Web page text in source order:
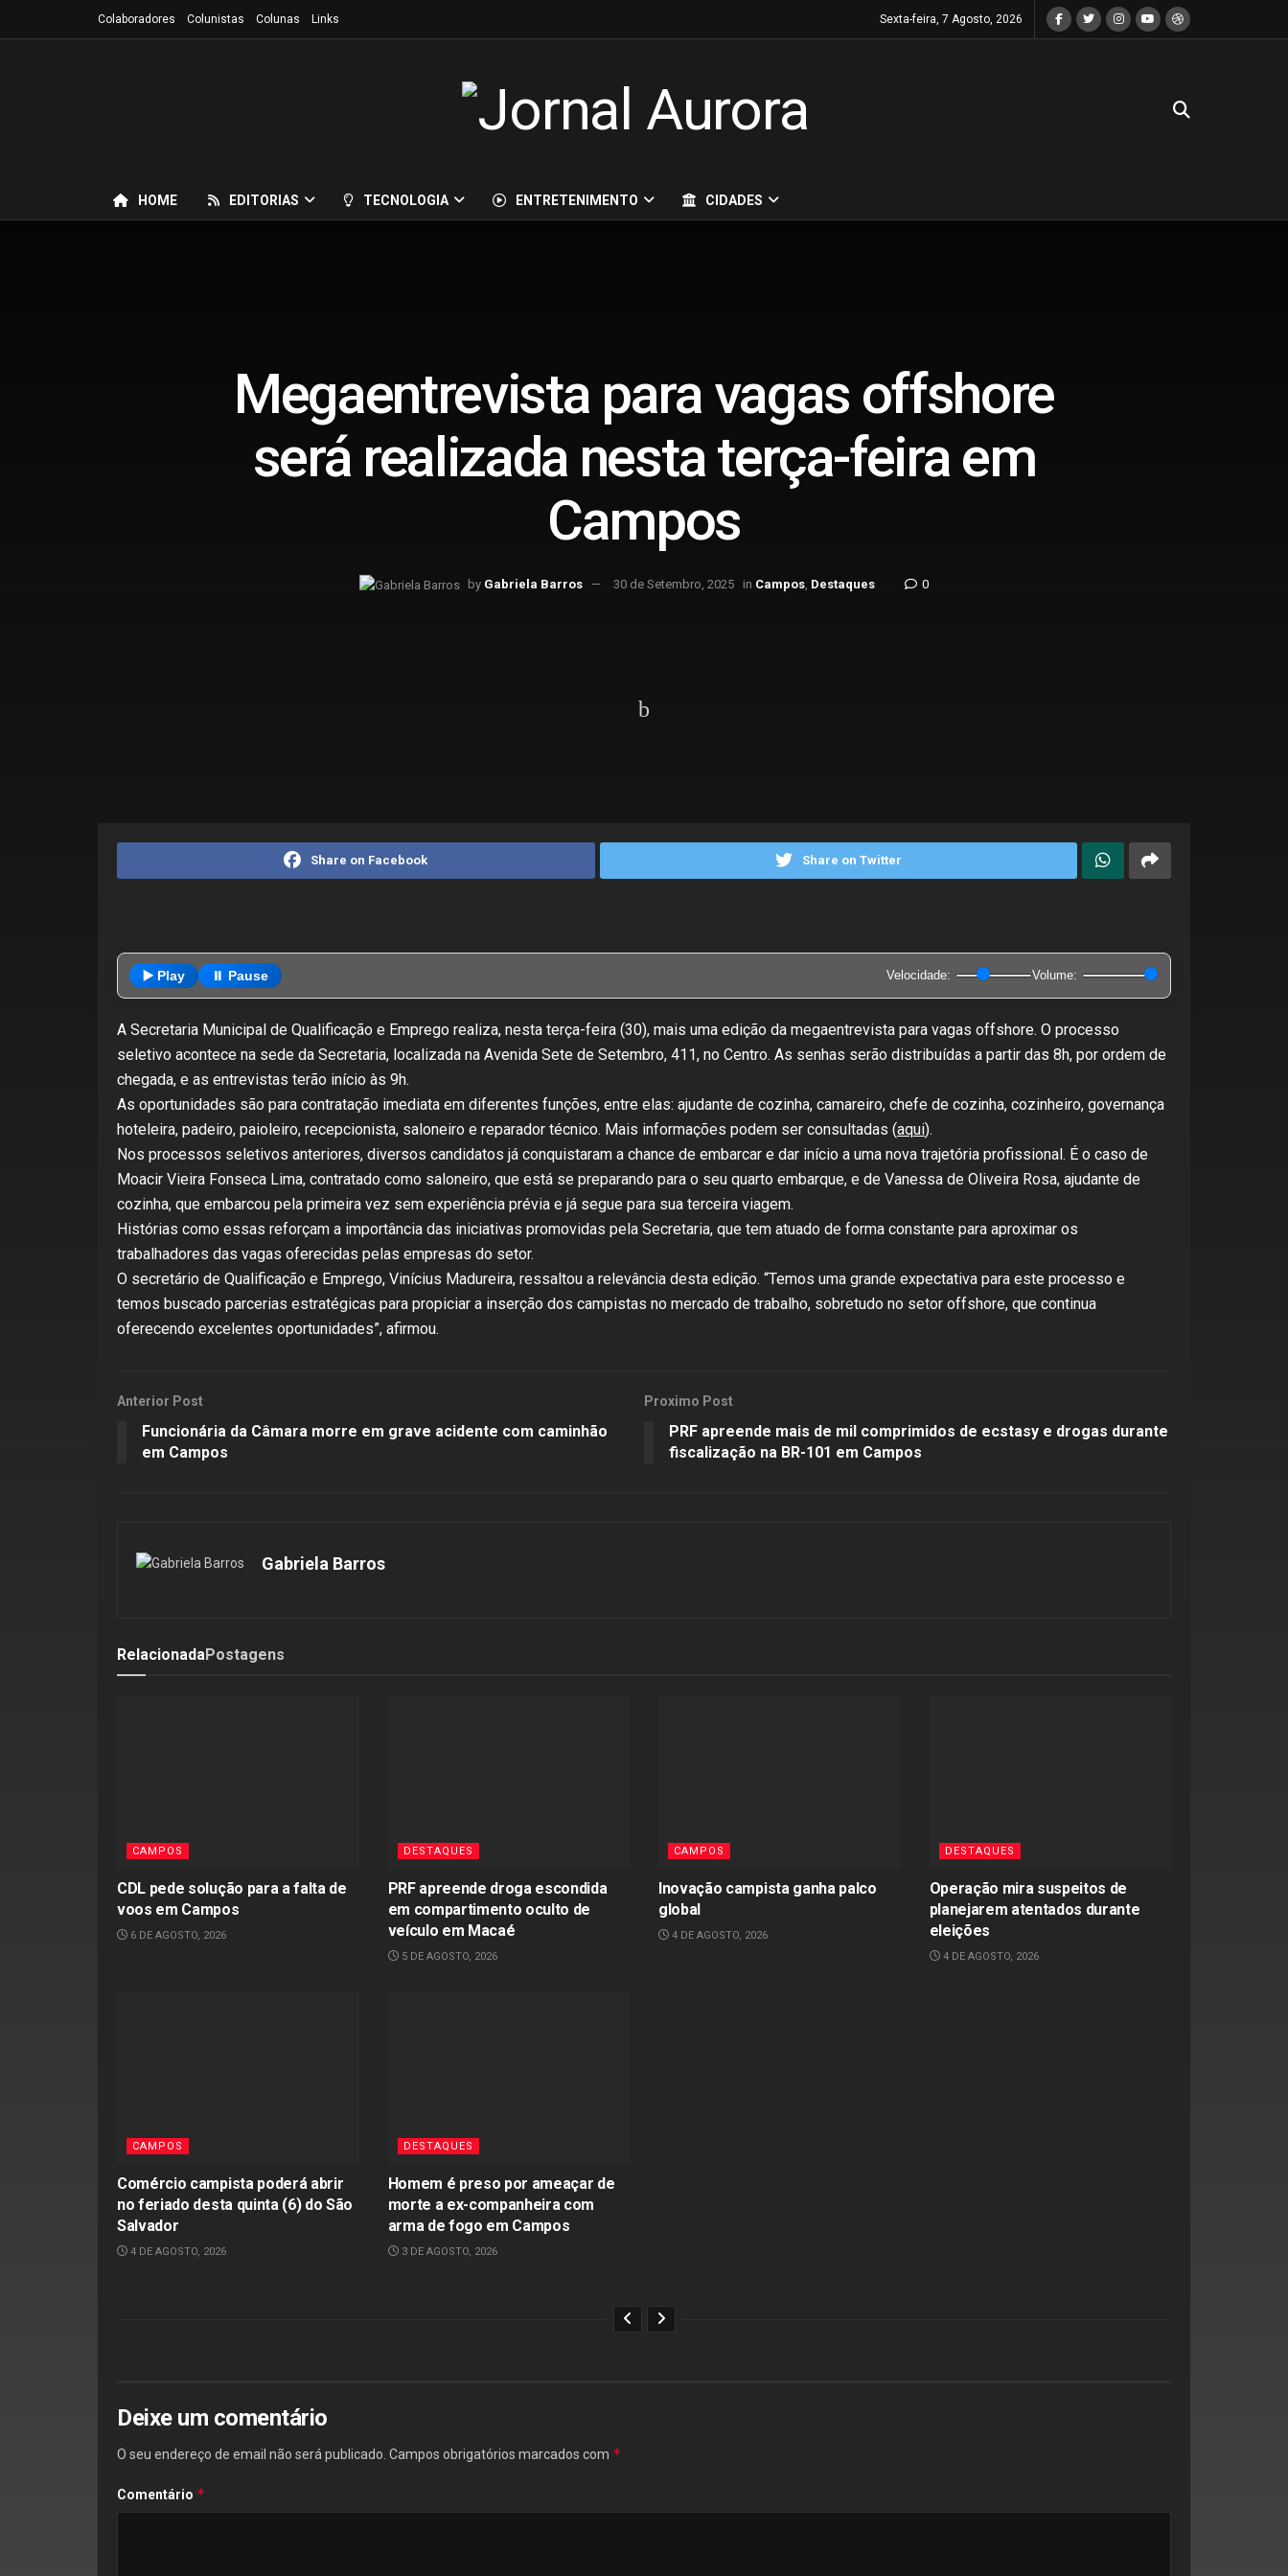
Colaboradores Colunistas Colunas Links Sexta-feira, 7 Agosto, 2026
HOME EDITORIAS TECNOLOGIA ENTRETENIMENTO CIDADES
Megaentrevista para vagas offshore
será realizada nesta terça-feira em
Campos
by Gabriela Barros 30 de Setembro, 2025 in Campos, Destaques 0
Share on Facebook Share on Twitter
▶️ Play ⏸️ Pause Velocidade: Volume:
A Secretaria Municipal de Qualificação e Emprego realiza, nesta terça-feira (30), mais uma edição da megaentrevista para vagas offshore. O processo
seletivo acontece na sede da Secretaria, localizada na Avenida Sete de Setembro, 411, no Centro. As senhas serão distribuídas a partir das 8h, por ordem de
chegada, e as entrevistas terão início às 9h.
As oportunidades são para contratação imediata em diferentes funções, entre elas: ajudante de cozinha, camareiro, chefe de cozinha, cozinheiro, governança
hoteleira, padeiro, paioleiro, recepcionista, saloneiro e reparador técnico. Mais informações podem ser consultadas (aqui).
Nos processos seletivos anteriores, diversos candidatos já conquistaram a chance de embarcar e dar início a uma nova trajetória profissional. É o caso de
Moacir Vieira Fonseca Lima, contratado como saloneiro, que está se preparando para o seu quarto embarque, e de Vanessa de Oliveira Rosa, ajudante de
cozinha, que embarcou pela primeira vez sem experiência prévia e já segue para sua terceira viagem.
Histórias como essas reforçam a importância das iniciativas promovidas pela Secretaria, que tem atuado de forma constante para aproximar os
trabalhadores das vagas oferecidas pelas empresas do setor.
O secretário de Qualificação e Emprego, Vinícius Madureira, ressaltou a relevância desta edição. “Temos uma grande expectativa para este processo e
temos buscado parcerias estratégicas para propiciar a inserção dos campistas no mercado de trabalho, sobretudo no setor offshore, que continua
oferecendo excelentes oportunidades”, afirmou.
Anterior Post
Funcionária da Câmara morre em grave acidente com caminhão
em Campos
Proximo Post
PRF apreende mais de mil comprimidos de ecstasy e drogas durante
fiscalização na BR-101 em Campos
Gabriela Barros
RelacionadaPostagens
CAMPOS
CDL pede solução para a falta de
voos em Campos
6 DE AGOSTO, 2026
DESTAQUES
PRF apreende droga escondida
em compartimento oculto de
veículo em Macaé
5 DE AGOSTO, 2026
CAMPOS
Inovação campista ganha palco
global
4 DE AGOSTO, 2026
DESTAQUES
Operação mira suspeitos de
planejarem atentados durante
eleições
4 DE AGOSTO, 2026
CAMPOS
Comércio campista poderá abrir
no feriado desta quinta (6) do São
Salvador
4 DE AGOSTO, 2026
DESTAQUES
Homem é preso por ameaçar de
morte a ex-companheira com
arma de fogo em Campos
3 DE AGOSTO, 2026
Deixe um comentário
O seu endereço de email não será publicado. Campos obrigatórios marcados com *
Comentário *